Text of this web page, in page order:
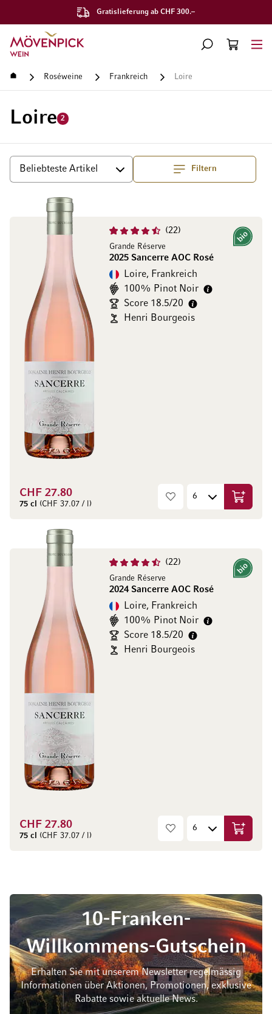
Gratislieferung ab CHF 300.–
Zur Startseite
SUCHE
WARENKORB
Startseite Roséweine Frankreich Loire
Loire 2
Filtern
Sortieren Top
22
Grande Réserve
2025 Sancerre AOC Rosé
Bio
Loire, Frankreich
100% Pinot Noir
Score 18.5/20
Henri Bourgeois
CHF 27.80
75 cl (CHF 37.07 / l) In den
22
Grande Réserve
2024 Sancerre AOC Rosé
Bio
Loire, Frankreich
100% Pinot Noir
Score 18.5/20
Henri Bourgeois
CHF 27.80
75 cl (CHF 37.07 / l) In den
10-Franken-
Willkommens-Gutschein
Erhalten Sie mit unserem Newsletter regelmässig
Informationen über Aktionen, Promotionen, exklusive
Rabatte sowie aktuelle News.